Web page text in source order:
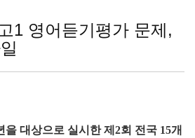
1 영어듣기평가 문제,
을 대상으로 실시한 제2회 전국 15개